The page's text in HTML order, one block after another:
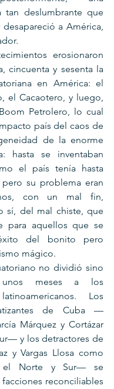
tan deslumbrante que
a América,
erosionaron
cincuenta y sesenta la
en América: el
el Cacaotero, y luego,
Petrolero, lo cual
país del caos de
de la enorme
hasta se inventaban
el país tenía hasta
su problema eran
con un mal fin,
sí, del mal chiste, que
para aquellos que se
del bonito pero
mágico.
no dividió sino
meses a los
Los
de Cuba —
Márquez y Cortázar
y los detractores de
y Vargas Llosa como
el Norte y Sur— se
reconciliables